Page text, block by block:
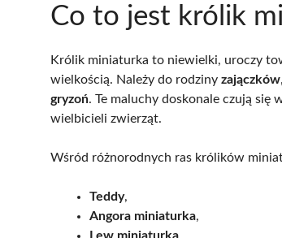
Co to jest królik
Królik miniaturka to niewielki, uroczy
wielkością. Należy do rodziny zajączków
gryzoń. Te maluchy doskonale czują się
wielbicieli zwierząt.
Wśród różnorodnych ras królików
Teddy,
Angora miniaturka,